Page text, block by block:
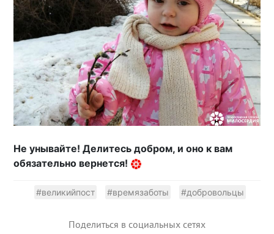
Не унывайте! Делитесь добром, и оно к вам
обязательно вернется!
#великийпост #времязаботы #добровольцы
Поделиться в социальных сетях